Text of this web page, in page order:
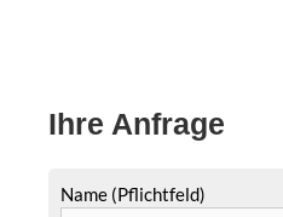
Ihre Anfrage
Name (Pflichtfeld)